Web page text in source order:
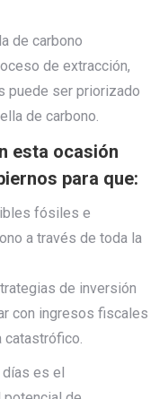
de carbono
de extracción,
puede ser priorizado
de carbono.
esta ocasión
para que:
fósiles e
a través de toda la
de inversión
con ingresos fiscales
es el